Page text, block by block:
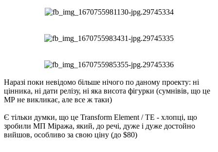
Наразі поки невідомо більше нічого по даному проекту: ні
цінника, ні дати релізу, ні яка висота фігурки (сумнівів, що це
МР не викликає, але все ж таки)
Є тільки думки, що це Transform Element / TE - хлопці, що
зробили МП Міража, який, до речі, дуже і дуже достойно
вийшов, особливо за свою ціну (до $80)